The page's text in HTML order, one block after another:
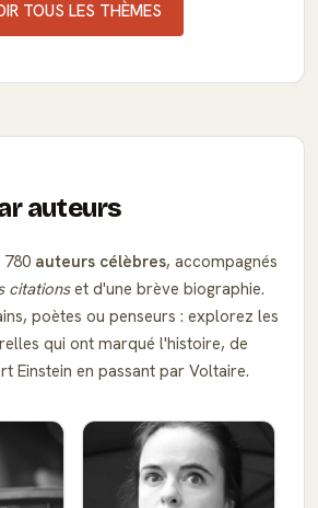
TOUS LES THÈMES
auteurs
auteurs célèbres, accompagnés
citationset d'une brève biographie.
poètes ou penseurs : explorez les
qui ont marqué l'histoire, de
Einstein en passant par Voltaire.